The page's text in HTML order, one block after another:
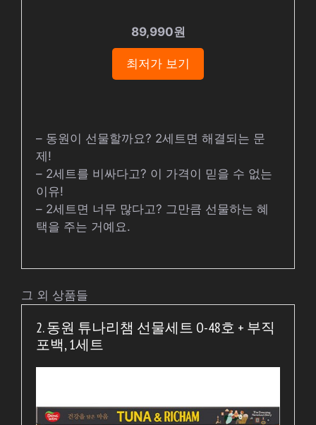
89,990원
최저가 보기
– 동원이 선물할까요? 2세트면 해결되는 문
제!
– 2세트를 비싸다고? 이 가격이 믿을 수 없는
이유!
– 2세트면 너무 많다고? 그만큼 선물하는 혜
택을 주는 거예요.
그 외 상품들
2. 동원 튜나리챔 선물세트 O-48호 + 부직
포백, 1세트